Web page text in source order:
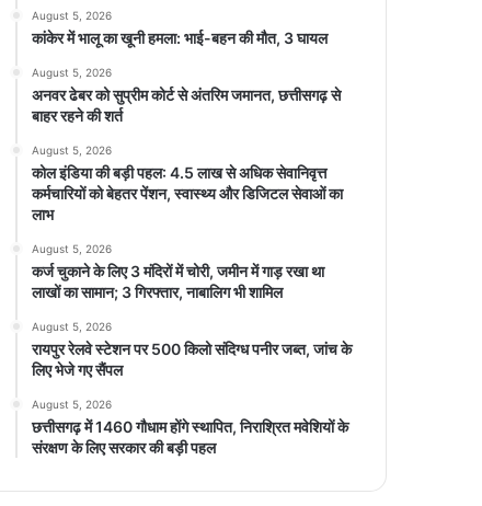
August 5, 2026
कांकेर में भालू का खूनी हमला: भाई-बहन की मौत, 3 घायल
August 5, 2026
अनवर ढेबर को सुप्रीम कोर्ट से अंतरिम जमानत, छत्तीसगढ़ से
बाहर रहने की शर्त
August 5, 2026
कोल इंडिया की बड़ी पहल: 4.5 लाख से अधिक सेवानिवृत्त
कर्मचारियों को बेहतर पेंशन, स्वास्थ्य और डिजिटल सेवाओं का
लाभ
August 5, 2026
कर्ज चुकाने के लिए 3 मंदिरों में चोरी, जमीन में गाड़ रखा था
लाखों का सामान; 3 गिरफ्तार, नाबालिग भी शामिल
August 5, 2026
रायपुर रेलवे स्टेशन पर 500 किलो संदिग्ध पनीर जब्त, जांच के
लिए भेजे गए सैंपल
August 5, 2026
छत्तीसगढ़ में 1460 गौधाम होंगे स्थापित, निराश्रित मवेशियों के
संरक्षण के लिए सरकार की बड़ी पहल